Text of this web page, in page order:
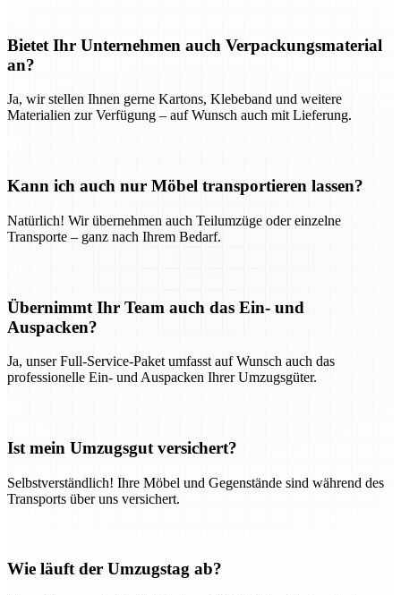
Bietet Ihr Unternehmen auch Verpackungsmaterial
an?
Ja, wir stellen Ihnen gerne Kartons, Klebeband und weitere
Materialien zur Verfügung – auf Wunsch auch mit Lieferung.
Kann ich auch nur Möbel transportieren lassen?
Natürlich! Wir übernehmen auch Teilumzüge oder einzelne
Transporte – ganz nach Ihrem Bedarf.
Übernimmt Ihr Team auch das Ein- und
Auspacken?
Ja, unser Full-Service-Paket umfasst auf Wunsch auch das
professionelle Ein- und Auspacken Ihrer Umzugsgüter.
Ist mein Umzugsgut versichert?
Selbstverständlich! Ihre Möbel und Gegenstände sind während des
Transports über uns versichert.
Wie läuft der Umzugstag ab?